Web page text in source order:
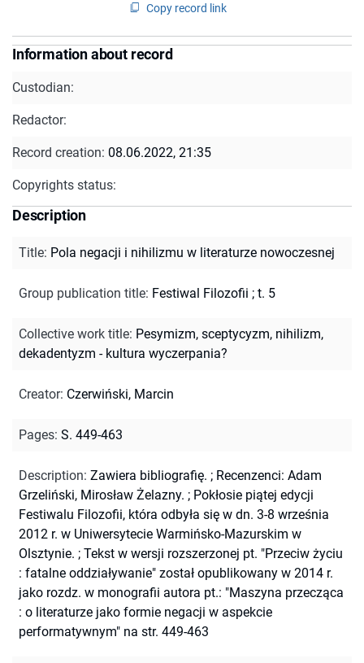
Copy record link
Information about record
Custodian:
Redactor:
Record creation: 08.06.2022, 21:35
Copyrights status:
Description
Title: Pola negacji i nihilizmu w literaturze nowoczesnej
Group publication title: Festiwal Filozofii ; t. 5
Collective work title: Pesymizm, sceptycyzm, nihilizm,
dekadentyzm - kultura wyczerpania?
Creator: Czerwiński, Marcin
Pages: S. 449-463
Description: Zawiera bibliografię. ; Recenzenci: Adam
Grzeliński, Mirosław Żelazny. ; Pokłosie piątej edycji
Festiwalu Filozofii, która odbyła się w dn. 3-8 września
2012 r. w Uniwersytecie Warmińsko-Mazurskim w
Olsztynie. ; Tekst w wersji rozszerzonej pt. "Przeciw życiu
: fatalne oddziaływanie" został opublikowany w 2014 r.
jako rozdz. w monografii autora pt.: "Maszyna przecząca
: o literaturze jako formie negacji w aspekcie
performatywnym" na str. 449-463